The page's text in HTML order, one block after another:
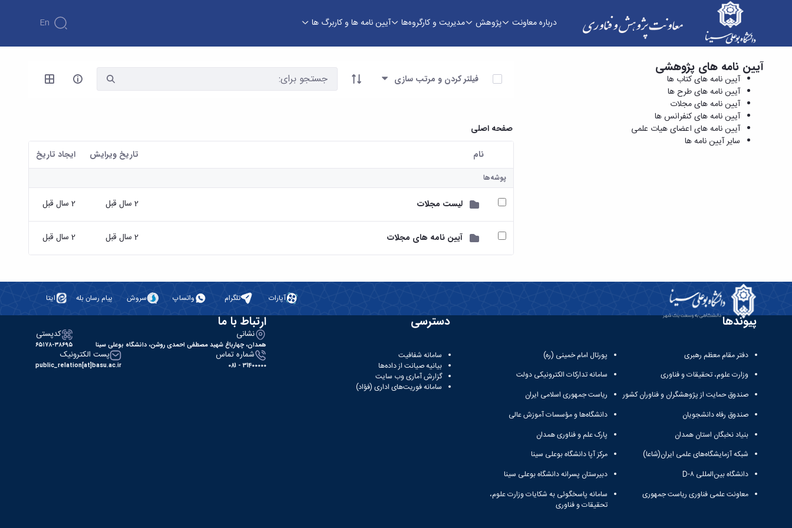
درباره معاونت پژوهش مدیریت و کارگروه‌ها آیین نامه ها و کاربرگ ها En
آیین نامه های مجلات - معاونت پژوهش و فناوری
آیین نامه های پژوهشی
آیین نامه های کتاب ها
آیین نامه های طرح ها
آیین نامه های مجلات
آیین نامه های کنفرانس ها
آیین نامه های اعضای هیات علمی
سایر آیین نامه ها
آیتم ها را انتخاب کنید
فیلتر کردن و مرتب سازی
صفحه اصلی
کاربر انتخاب شده
نام تاریخ ویرایش ايجاد تاريخ
پوشه‌ها
لیست مجلات 2 سال قبل 2 سال قبل
آیین نامه های مجلات 2 سال قبل 2 سال قبل
آپارات تلگرام واتساپ سروش پیام رسان بله ایتا
پیوندها
دفتر مقام معظم رهبری
وزارت علوم، تحقیقات و فناوری
صندوق حمایت از پژوهشگران و فناوران کشور
صندوق رفاه دانشجویان
بنیاد نخبگان استان همدان
شبکه آزمایشگاه‌های علمی ایران(شاعا)
دانشگاه بین‌المللی D-۸
معاونت علمی فناوری ریاست جمهوری
پورتال امام خمینی (ره)
سامانه تدارکات الکترونیکی دولت
ریاست جمهوری اسلامی ایران
دانشگاه‌ها و مؤسسات آموزش عالی
پارک علم و فناوری همدان
مرکز آپا دانشگاه بوعلی سینا
دبیرستان پسرانه دانشگاه بوعلی سینا
سامانه پاسخگوئی به شکایات وزارت علوم،
تحقیقات و فناوری
دسترسی
سامانه شفافیت
بیانیه صیانت از داده‌ها
گزارش آماری وب‌ سایت
سامانه فوریت‌های اداری (فؤاد)
ارتباط با ما
نشانی
همدان، چهارباغ شهید مصطفی احمدی روشن، دانشگاه بوعلی سینا
کدپستی
۶۵۱۷۸-۳۸۶۹۵
شماره تماس
31400000 - 081
پست الکترونیک
public_relation[at]basu.ac.ir